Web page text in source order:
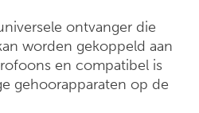
ontvanger die
worden gekoppeld aan
en compatibel is
gehoorapparaten op de